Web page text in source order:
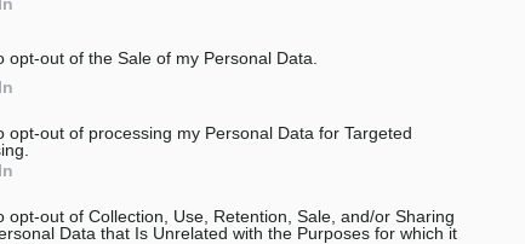
opt-out of the Sale of my Personal Data.
opt-out of processing my Personal Data for Targeted
opt-out of Collection, Use, Retention, Sale, and/or Sharing
Data that Is Unrelated with the Purposes for which it
σεζόν. Και θα
τις δυνάμεις, γιατί
λειτούργημα και
εκτίμησε ότι θα
κατά περίπου 13%,